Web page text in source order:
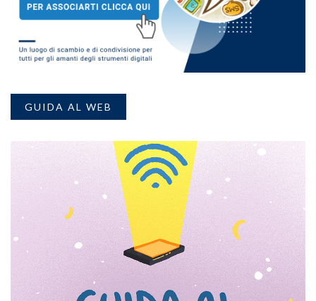
GUIDA AL WEB